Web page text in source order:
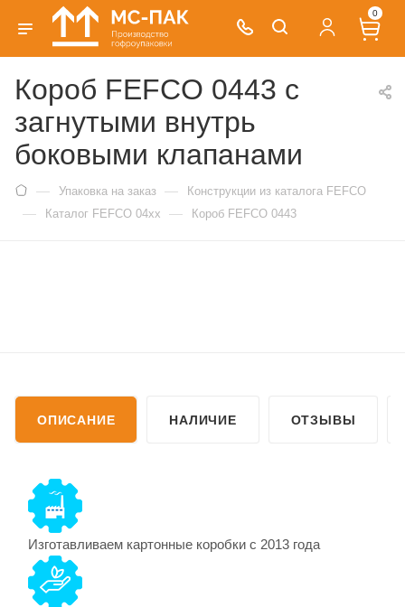
0
Короб FEFCO 0443 с
загнутыми внутрь
боковыми клапанами
— Упаковка на заказ — Конструкции из каталога FEFCO
— Каталог FEFCO 04xx — Короб FEFCO 0443
ОПИСАНИЕ НАЛИЧИЕ ОТЗЫВЫ
Изготавливаем картонные коробки с 2013 года